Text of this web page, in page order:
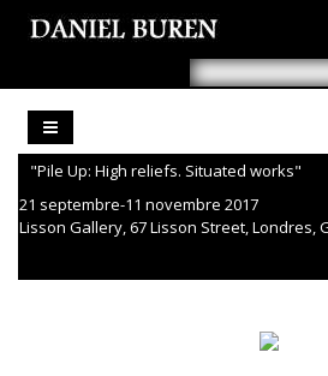
"Pile Up: High reliefs. Situated works"
21 septembre-11 novembre 2017
Lisson Gallery, 67 Lisson Street, Londres,